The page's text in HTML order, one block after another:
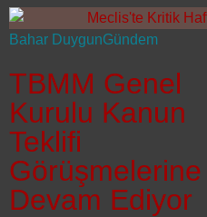
Bahar DuygunGündem
TBMM Genel
Kurulu Kanun
Teklifi
Görüşmelerine
Devam Ediyor